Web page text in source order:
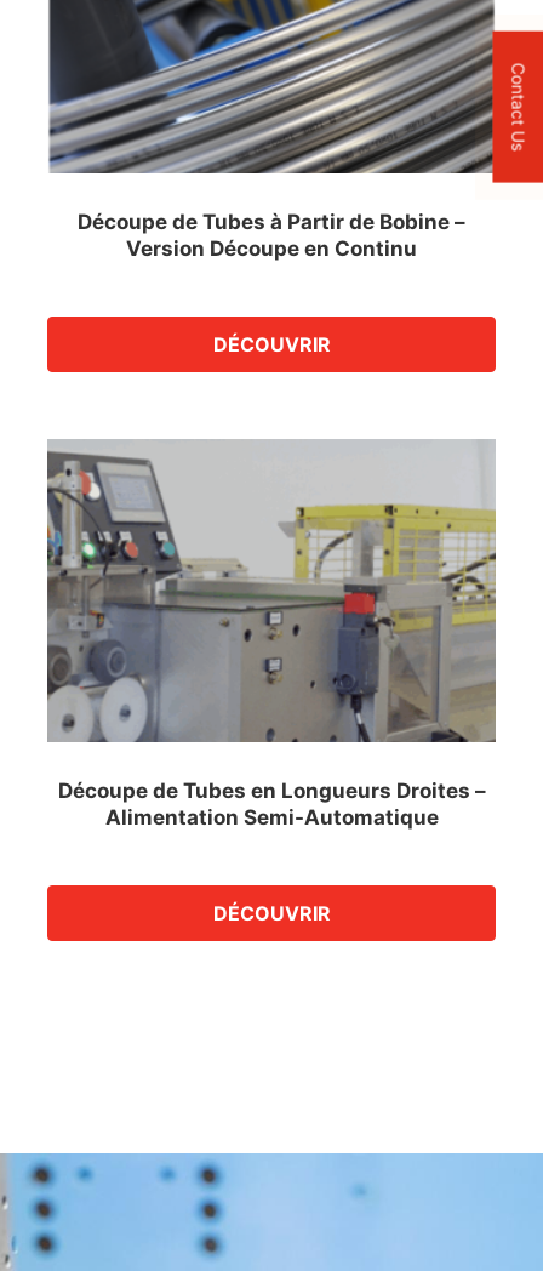
Découpe de Tubes à Partir de Bobine –
Version Découpe en Continu
DÉCOUVRIR
Découpe de Tubes en Longueurs Droites –
Alimentation Semi-Automatique
DÉCOUVRIR
Contact Us